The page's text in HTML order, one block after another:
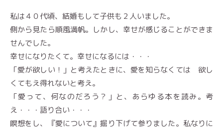
私は４０代頃、結婚もして子供も２人いました。
側から見たら順風満帆。しかし、幸せが感じることができま
せんでした。
幸せになりたくて。幸せになるには・・・
「愛が欲しい！」と考えたときに、愛を知らなくては 欲し
くてもえ得れないと考え。
「愛って、何なのだろう？」と、あらゆる本を読み。考
え・・・語り合い・・・
瞑想をし、『愛について』掘り下げて参りました。私なりに